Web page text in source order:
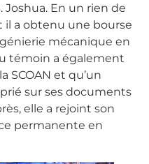
Joshua. En un rien de
il a obtenu une bourse
mécanique en
témoin a également
SCOAN et qu’un
sur ses documents
elle a rejoint son
permanente en